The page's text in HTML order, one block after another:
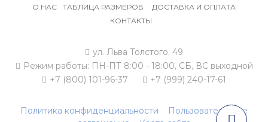
О НАС ТАБЛИЦА РАЗМЕРОВ
ДОСТАВКА И ОПЛАТА
КОНТАКТЫ
ул. Льва Толстого, 49
Режим работы: ПН-ПТ 8:00 - 18:00, СБ, ВС выходной
+7 (800) 101-96-37
+7 (999) 240-17-61
Политика конфиденциальности
Пользовательское